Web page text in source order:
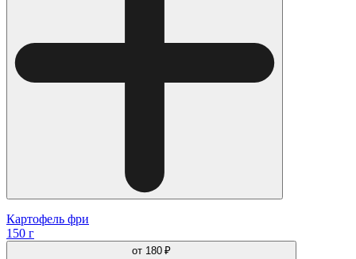
Картофель фри
150 г
от 180 ₽